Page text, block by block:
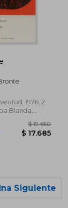
1976, 2
Blanda,
Siguiente